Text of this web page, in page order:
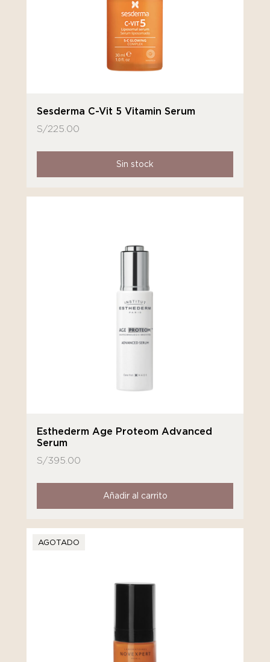
Sesderma C-Vit 5 Vitamin Serum
S/225.00
Sin stock
Esthederm Age Proteom Advanced
Serum
S/395.00
Añadir al carrito
AGOTADO